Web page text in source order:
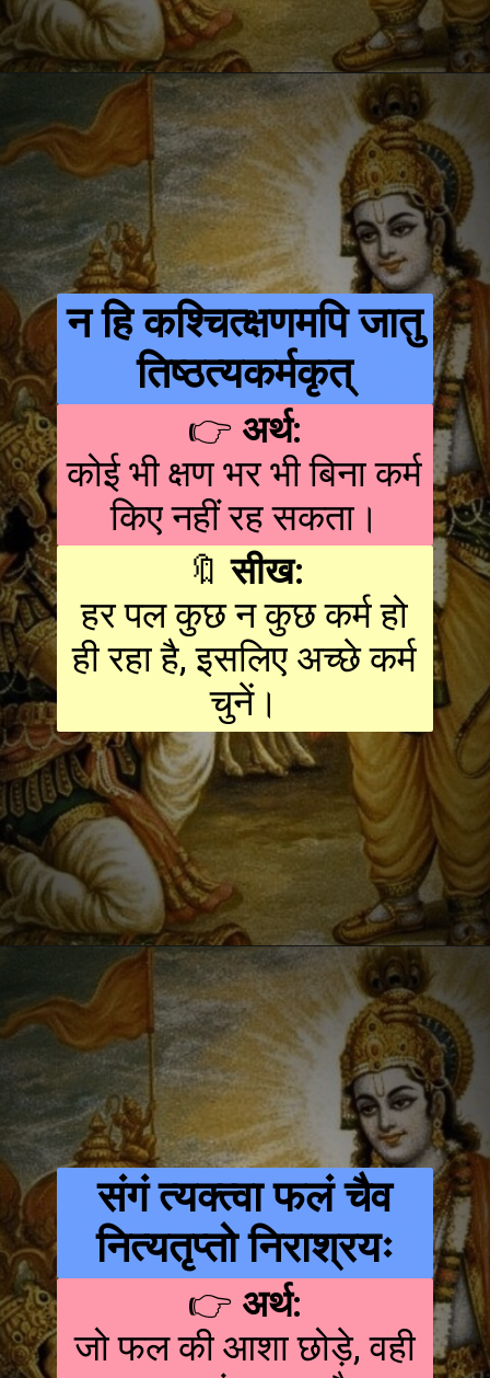
न हि कश्चित्क्षणमपि जातु
तिष्ठत्यकर्मकृत्
👉 अर्थ:
कोई भी क्षण भर भी बिना कर्म
किए नहीं रह सकता।
🔖सीख:
हर पल कुछ न कुछ कर्म हो
ही रहा है, इसलिए अच्छे कर्म
चुनें।
संगं त्यक्त्वा फलं चैव
नित्यतृप्तो निराश्रयः
👉 अर्थ:
जो फल की आशा छोड़े, वही